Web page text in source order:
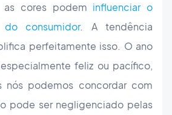
cores podem influenciar o
do consumidor. A tendência
perfeitamente isso. O ano
feliz ou pacífico,
nós podemos concordar com
pode ser negligenciado pelas